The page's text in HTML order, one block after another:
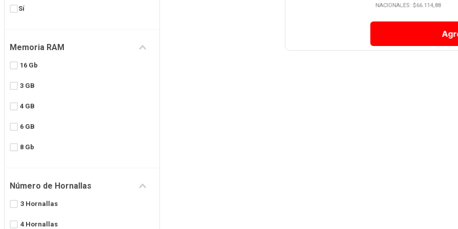
Sí
Memoria RAM
16 Gb
3 GB
4 GB
6 GB
8 Gb
Número de Hornallas
3 Hornallas
4 Hornallas
NACIONALES: $66.114,88